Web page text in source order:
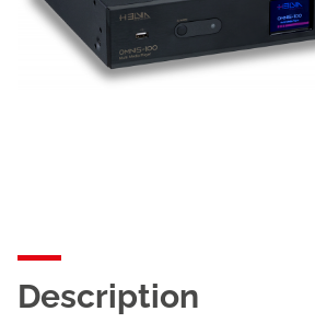
Description